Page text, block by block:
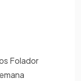
Folador